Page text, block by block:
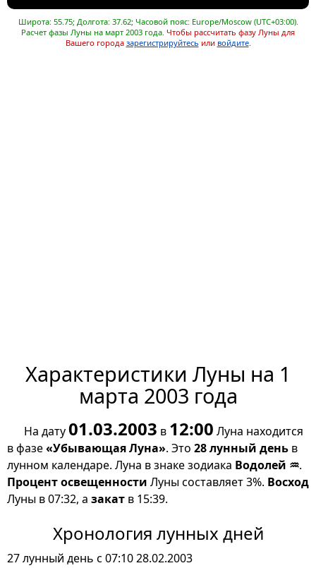
Широта: 55.75; Долгота: 37.62; Часовой пояс: Europe/Moscow (UTC+03:00).
Расчет фазы Луны на март 2003 года. Чтобы рассчитать фазу Луны для
Вашего города зарегистрируйтесь или войдите.
Характеристики Луны на 1
марта 2003 года
На дату01.03.2003 в 12:00 Луна находится
в фазе«Убывающая Луна». Это 28 лунный день в
лунном календаре. Луна в знаке зодиака Водолей ♒.
Процент освещенности Луны составляет 3%. Восход
Луны в 07:32, а закат в 15:39.
Хронология лунных дней
27 лунный день с 07:10 28.02.2003